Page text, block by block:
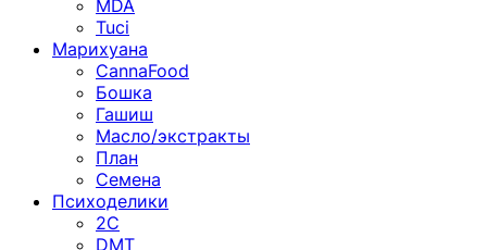
MDA
Tuci
Марихуана
CannaFood
Бошка
Гашиш
Масло/экстракты
План
Семена
Психоделики
2C
DMT